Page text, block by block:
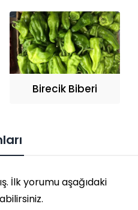
Birecik Biberi
İlk yorumu aşağıdaki